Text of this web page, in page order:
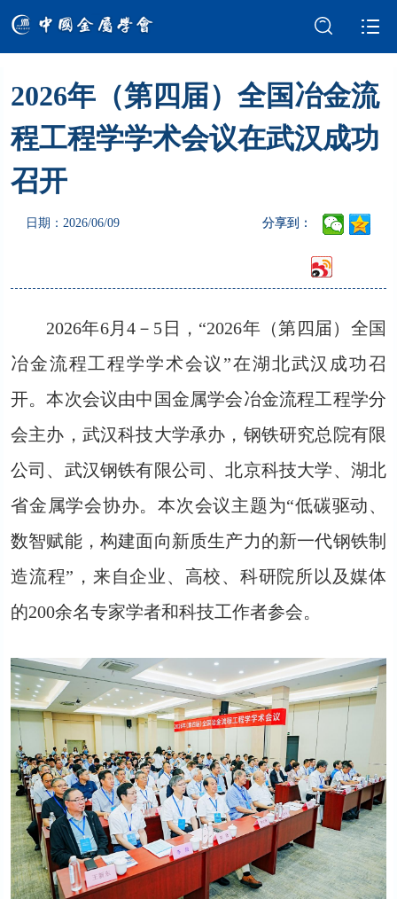
学会介绍 新闻中心
科技奖励
2026年（第四届）全国冶金流
程工程学学术会议在武汉成功
召开
日期：2026/06/09 分享到：
2026年6月4－5日，“2026年（第四届）全国
冶金流程工程学学术会议”在湖北武汉成功召
开。本次会议由中国金属学会冶金流程工程学分
会主办，武汉科技大学承办，钢铁研究总院有限
公司、武汉钢铁有限公司、北京科技大学、湖北
省金属学会协办。本次会议主题为“低碳驱动、
数智赋能，构建面向新质生产力的新一代钢铁制
造流程”，来自企业、高校、科研院所以及媒体
的200余名专家学者和科技工作者参会。